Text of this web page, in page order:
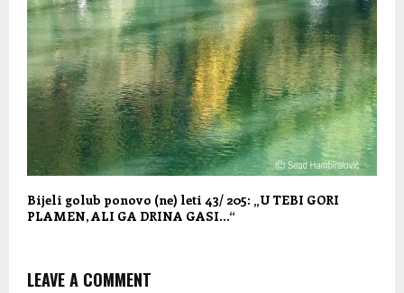
Bijeli golub ponovo (ne) leti 43/ 205: „U TEBI GORI
PLAMEN, ALI GA DRINA GASI…“
LEAVE A COMMENT